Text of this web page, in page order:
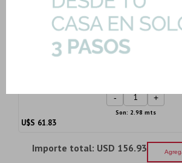
-
2.50
Ceramicas Acetinado
Cementos Y Mi...
- +
Son: 2.98 mts
U$S 61.83
Importe total: USD 156.93